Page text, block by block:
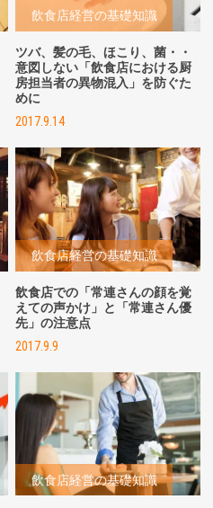
飲食店経営の基礎知識
ツバ、髪の毛、ほこり、菌・・
意図しない「飲食店における厨
房担当者の異物混入」を防ぐた
めに
2017.9.14
飲食店経営の基礎知識
飲食店での「常連さんの顔を覚
えての声かけ」と「常連さん優
先」の注意点
2017.9.9
飲食店経営の基礎知識